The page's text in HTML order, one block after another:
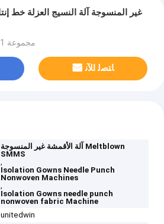
MOQ：1 مجموعة
ﺎﺘﺼﻟ ﺍﻶﻧ
آلة الأقمشة غير المنسوجة Meltblown
SMMS
,
Isolation Gowns Needle Punch
Nonwoven Machines
,
Isolation Gowns needle punch
nonwoven fabric Machine
unitedwin